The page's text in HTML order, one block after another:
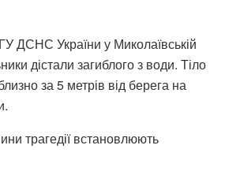
ДСНС України у Миколаївській
дістали загиблого з води. Тіло
за 5 метрів від берега на
трагедії встановлюють